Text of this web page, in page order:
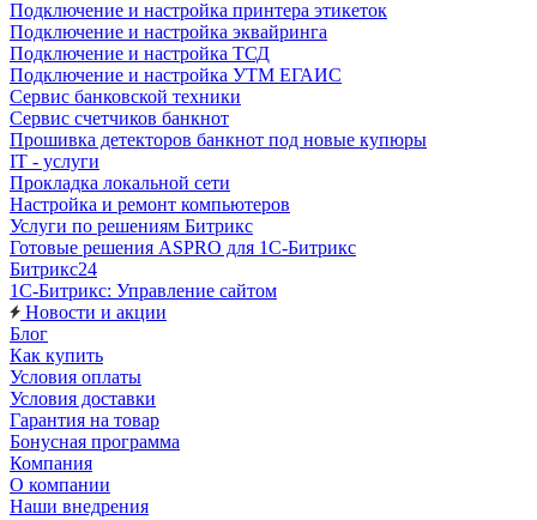
Подключение и настройка принтера этикеток
Подключение и настройка эквайринга
Подключение и настройка ТСД
Подключение и настройка УТМ ЕГАИС
Сервис банковской техники
Сервис счетчиков банкнот
Прошивка детекторов банкнот под новые купюры
IT - услуги
Прокладка локальной сети
Настройка и ремонт компьютеров
Услуги по решениям Битрикс
Готовые решения ASPRO для 1С-Битрикс
Битрикс24
1С-Битрикс: Управление сайтом
Новости и акции
Блог
Как купить
Условия оплаты
Условия доставки
Гарантия на товар
Бонусная программа
Компания
О компании
Наши внедрения